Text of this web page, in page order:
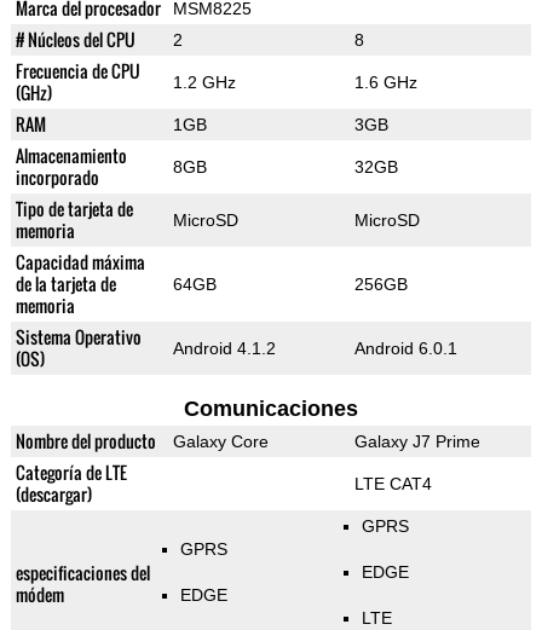
Marca del procesador MSM8225
# Núcleos del CPU 2 8
Frecuencia de CPU
(GHz)
1.2 GHz 1.6 GHz
RAM 1GB 3GB
Almacenamiento
incorporado
8GB 32GB
Tipo de tarjeta de
memoria
MicroSD MicroSD
Capacidad máxima
de la tarjeta de
memoria
64GB 256GB
Sistema Operativo
(OS)
Android 4.1.2 Android 6.0.1
Comunicaciones
Nombre del producto Galaxy Core Galaxy J7 Prime
Categoría de LTE
(descargar)
LTE CAT4
especificaciones del
módem
GPRS
EDGE
GPRS
EDGE
LTE